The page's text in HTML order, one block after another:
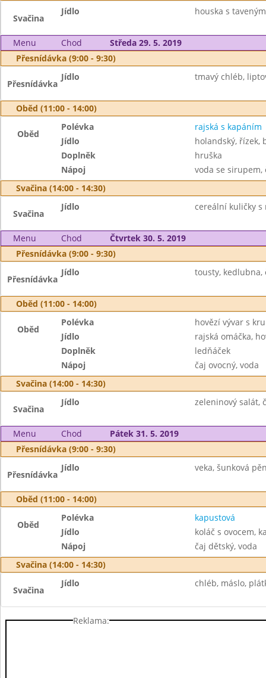
Svačina
Jídlo houska s
Menu Chod
Středa 29. 5. 2019
Přesnídávka (9:00 - 9:30)
Přesnídávka
Jídlo tmavý chléb,
Oběd (11:00 - 14:00)
Oběd
Polévka
rajská s kapáním
Jídlo
holandský, řízek,
Doplněk
hruška
Nápoj
voda se sirupem,
Svačina (14:00 - 14:30)
Svačina
Jídlo cereální kuličky s
Menu Chod
Čtvrtek 30. 5. 2019
Přesnídávka (9:00 - 9:30)
Přesnídávka
Jídlo tousty, kedlubna,
Oběd (11:00 - 14:00)
Oběd
Polévka
hovězí vývar s
Jídlo
rajská omáčka,
Doplněk
ledňáček
Nápoj
čaj ovocný, voda
Svačina (14:00 - 14:30)
Svačina
Jídlo zeleninový salát,
Menu Chod
Pátek 31. 5. 2019
Přesnídávka (9:00 - 9:30)
Přesnídávka
Jídlo veka, šunková
Oběd (11:00 - 14:00)
Oběd
Polévka
kapustová
Jídlo
koláč s ovocem,
Nápoj
čaj dětský, voda
Svačina (14:00 - 14:30)
Svačina
Jídlo chléb, máslo,
Reklama: